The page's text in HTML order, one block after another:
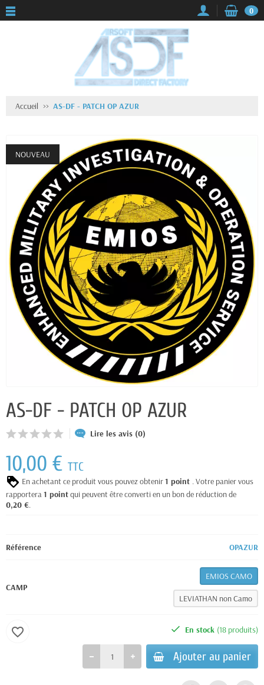
0
Accueil AS-DF - PATCH OP AZUR
NOUVEAU
AS-DF - PATCH OP AZUR
Lire les avis (0)
10,00 € TTC
En achetant ce produit vous pouvez obtenir1 point . Votre panier vous
rapportera1 pointqui peuvent être converti en un bon de réduction de
0,20 €.
Référence OPAZUR
CAMP
EMIOS CAMO
LEVIATHAN non Camo
En stock (18 produits)
Ajouter au panier
favorite_border